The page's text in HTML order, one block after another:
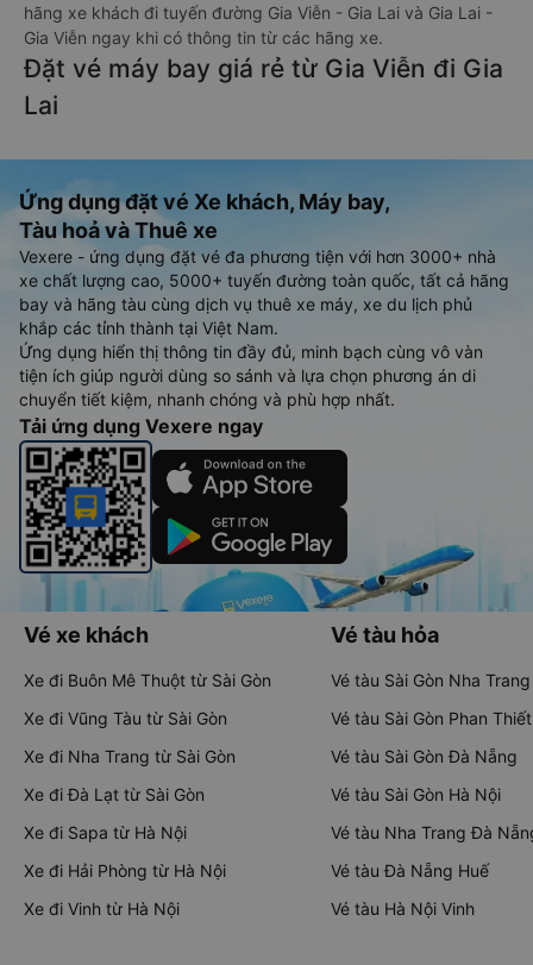
hãng xe khách đi tuyến đường Gia Viễn - Gia Lai và Gia Lai -
Gia Viễn ngay khi có thông tin từ các hãng xe.
Đặt vé máy bay giá rẻ từ Gia Viễn đi Gia
Lai
Ứng dụng đặt vé Xe khách, Máy bay,
Tàu hoả và Thuê xe
Vexere - ứng dụng đặt vé đa phương tiện với hơn 3000+ nhà
xe chất lượng cao, 5000+ tuyến đường toàn quốc, tất cả hãng
bay và hãng tàu cùng dịch vụ thuê xe máy, xe du lịch phủ
khắp các tỉnh thành tại Việt Nam.
Ứng dụng hiển thị thông tin đầy đủ, minh bạch cùng vô vàn
tiện ích giúp người dùng so sánh và lựa chọn phương án di
chuyển tiết kiệm, nhanh chóng và phù hợp nhất.
Tải ứng dụng Vexere ngay
Vé xe khách
Xe đi Buôn Mê Thuột từ Sài Gòn
Xe đi Vũng Tàu từ Sài Gòn
Xe đi Nha Trang từ Sài Gòn
Xe đi Đà Lạt từ Sài Gòn
Xe đi Sapa từ Hà Nội
Xe đi Hải Phòng từ Hà Nội
Xe đi Vinh từ Hà Nội
Vé tàu hỏa
Vé tàu Sài Gòn Nha Trang
Vé tàu Sài Gòn Phan Thiết
Vé tàu Sài Gòn Đà Nẵng
Vé tàu Sài Gòn Hà Nội
Vé tàu Nha Trang Đà
Vé tàu Đà Nẵng Huế
Vé tàu Hà Nội Vinh